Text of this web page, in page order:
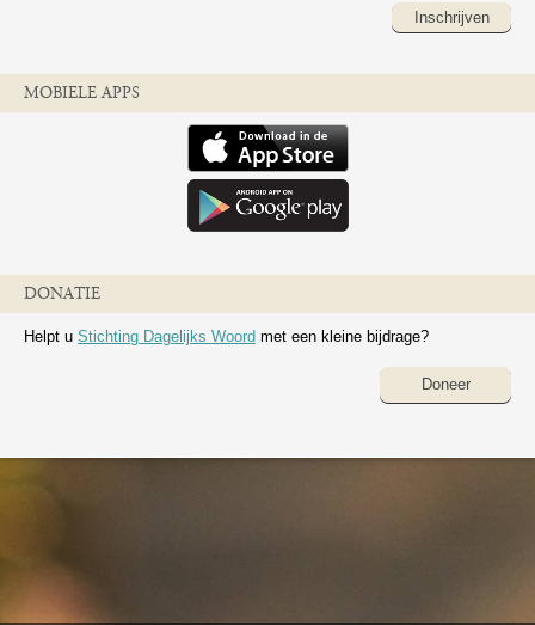
Inschrijven
MOBIELE APPS
DONATIE
Helpt u Stichting Dagelijks Woord met een kleine bijdrage?
Doneer